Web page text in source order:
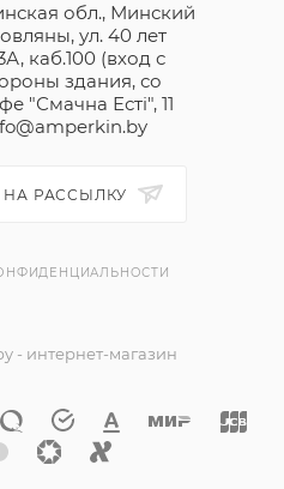
обл., Минский
ул. 40 лет
каб.100 (вход с
здания, со
"Смачна Естi", 11
РАССЫЛКУ
- интернет-магазин